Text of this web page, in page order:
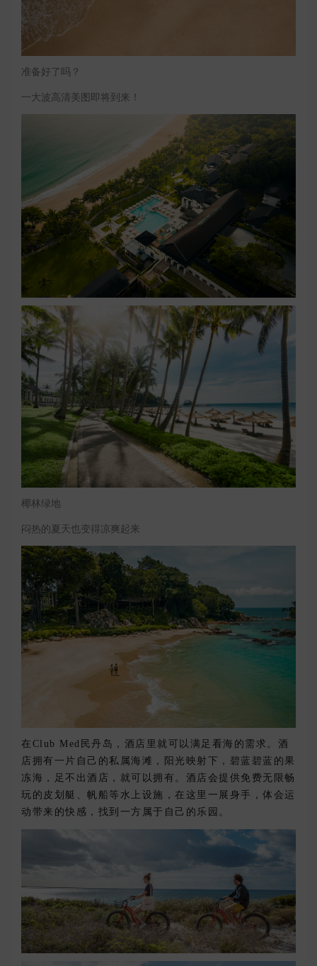
准备好了吗？
一大波高清美图即将到来！
椰林绿地
闷热的夏天也变得凉爽起来
在Club Med民丹岛，酒店里就可以满足看海的需求。酒
店拥有一片自己的私属海滩，阳光映射下，碧蓝碧蓝的果
冻海，足不出酒店，就可以拥有。酒店会提供免费无限畅
玩的皮划艇、帆船等水上设施，在这里一展身手，体会运
动带来的快感，找到一方属于自己的乐园。